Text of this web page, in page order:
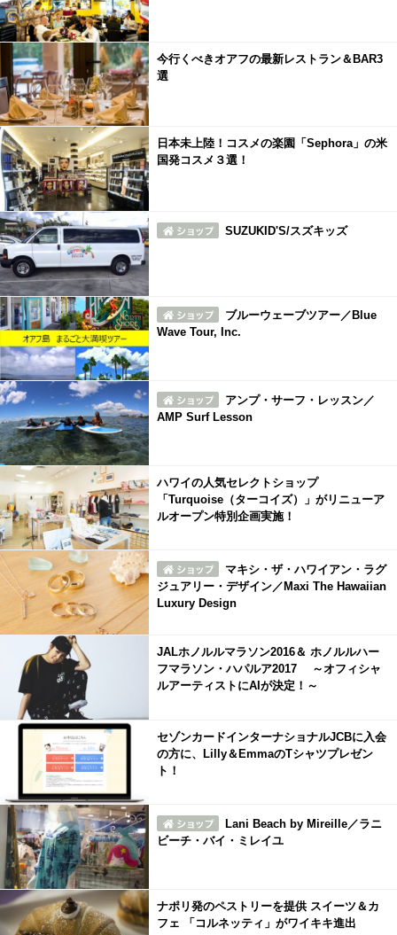
今行くべきオアフの最新レストラン＆BAR3
選
日本未上陸！コスメの楽園「Sephora」の米
国発コスメ３選！
SUZUKID'S/スズキッズ
ブルーウェーブツアー／Blue
Wave Tour, Inc.
アンプ・サーフ・レッスン／
AMP Surf Lesson
ハワイの人気セレクトショップ
「Turquoise（ターコイズ）」がリニューア
ルオープン特別企画実施！
マキシ・ザ・ハワイアン・ラグ
ジュアリー・デザイン／Maxi The Hawaiian
Luxury Design
JALホノルルマラソン2016＆ ホノルルハー
フマラソン・ハパルア2017 ～オフィシャ
ルアーティストにAIが決定！～
セゾンカードインターナショナルJCBに入会
の方に、Lilly＆EmmaのTシャツプレゼン
ト！
Lani Beach by Mireille／ラニ
ビーチ・バイ・ミレイユ
ナポリ発のペストリーを提供 スイーツ＆カ
フェ 「コルネッティ」がワイキキ進出